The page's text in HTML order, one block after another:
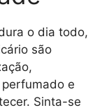
o dia todo,
são
e
Sinta-se